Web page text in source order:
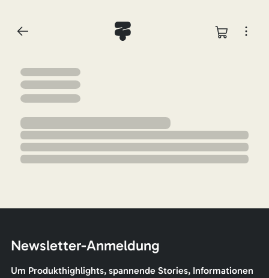
Newsletter-Anmeldung
Um Produkthighlights, spannende Stories, Informationen